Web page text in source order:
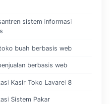
sistem informasi
buah berbasis web
berbasis web
Kasir Toko Lavarel 8
Sistem Pakar